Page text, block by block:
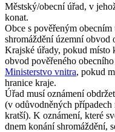
Městský/obecní úřad, v
konat.
Obce s pověřeným
shromáždění územní obvod
Krajské úřady, pokud místo
obvod pověřeného
Ministerstvo vnitra, pokud
hranice kraje.
Úřad musí oznámení
(v odůvodněných
kratší). K oznámení, které
dnem konání shromáždění,